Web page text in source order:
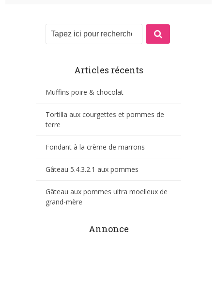
Articles récents
Muffins poire & chocolat
Tortilla aux courgettes et pommes de
terre
Fondant à la crème de marrons
Gâteau 5.4.3.2.1 aux pommes
Gâteau aux pommes ultra moelleux de
grand-mère
Annonce